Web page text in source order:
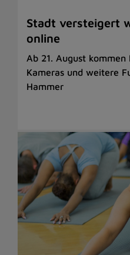
Stadt versteigert
online
Ab 21. August kommen
Kameras und weitere
Hammer